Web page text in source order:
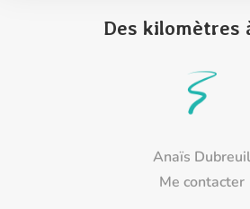
Des kilomètres
Anaïs Dubreuil
Me contacter